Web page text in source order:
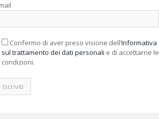
Confermo di aver preso visione dell’Informativa
sul trattamento dei dati personali e di accettarne le
condizioni.